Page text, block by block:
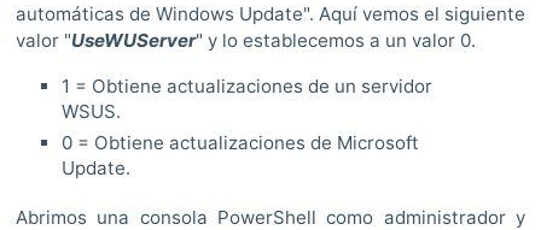
automáticas de Windows Update". Aquí vemos el siguiente
valor "UseWUServer" y lo establecemos a un valor 0.
1 = Obtiene actualizaciones de un servidor
WSUS.
0 = Obtiene actualizaciones de Microsoft
Update.
Abrimos una consola PowerShell como administrador y